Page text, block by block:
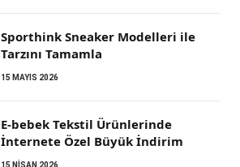
Sporthink Sneaker Modelleri ile
Tarzını Tamamla
15 MAYIS 2026
E-bebek Tekstil Ürünlerinde
İnternete Özel Büyük İndirim